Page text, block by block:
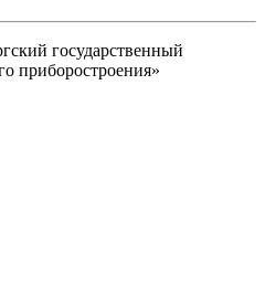
государственный
приборостроения»